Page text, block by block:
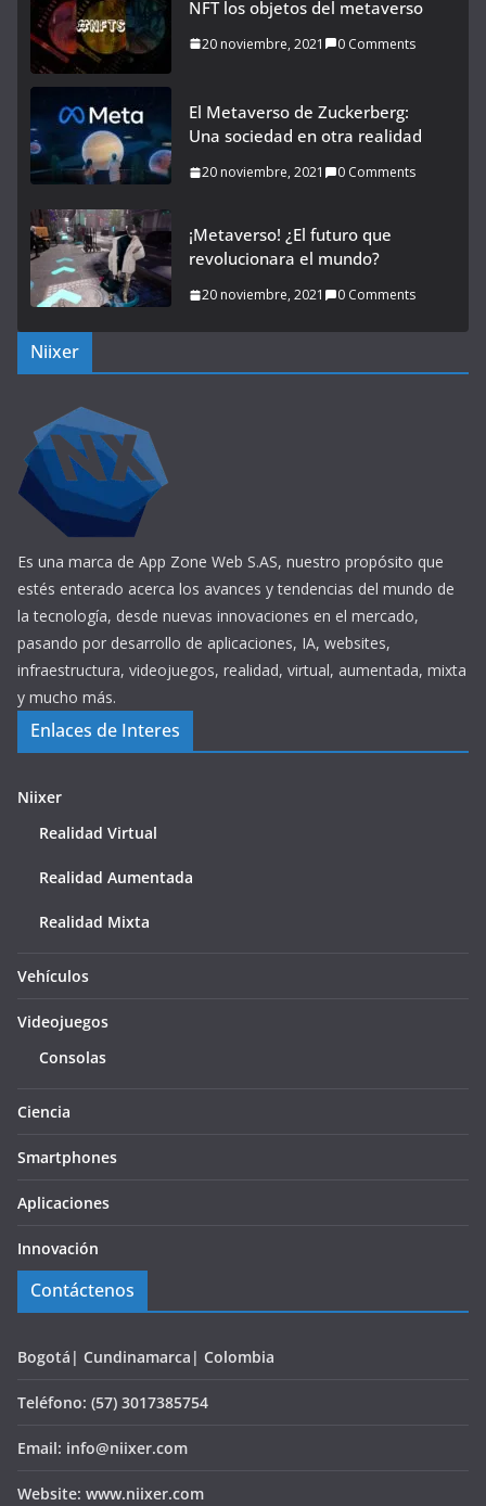
NFT los objetos del metaverso
20 noviembre, 2021 0 Comments
El Metaverso de Zuckerberg:
Una sociedad en otra realidad
20 noviembre, 2021 0 Comments
¡Metaverso! ¿El futuro que
revolucionara el mundo?
20 noviembre, 2021 0 Comments
Niixer
Es una marca de App Zone Web S.AS, nuestro propósito que
estés enterado acerca los avances y tendencias del mundo de
la tecnología, desde nuevas innovaciones en el mercado,
pasando por desarrollo de aplicaciones, IA, websites,
infraestructura, videojuegos, realidad, virtual, aumentada, mixta
y mucho más.
Enlaces de Interes
Niixer
Realidad Virtual
Realidad Aumentada
Realidad Mixta
Vehículos
Videojuegos
Consolas
Ciencia
Smartphones
Aplicaciones
Innovación
Contáctenos
Bogotá| Cundinamarca| Colombia
Teléfono: (57) 3017385754
Email: info@niixer.com
Website: www.niixer.com